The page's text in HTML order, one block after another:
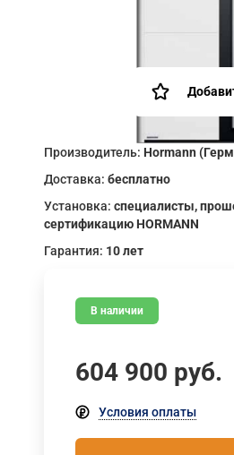
Производитель: Hormann
Доставка: бесплатно
Установка: специалисты,
сертификацию HORMANN
Гарантия: 10 лет
В наличии
604 900 руб.
Условия оплаты